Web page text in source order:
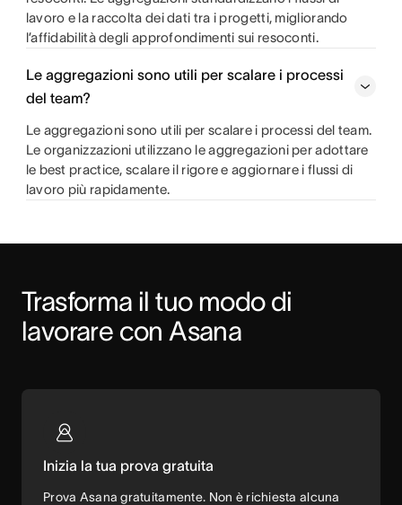
lavoro e la raccolta dei dati tra i progetti, migliorando
l’affidabilità degli approfondimenti sui resoconti.
Le aggregazioni sono utili per scalare i processi
del team?
Le aggregazioni sono utili per scalare i processi del team.
Le organizzazioni utilizzano le aggregazioni per adottare
le best practice, scalare il rigore e aggiornare i flussi di
lavoro più rapidamente.
Trasforma il tuo modo di
lavorare con Asana
Inizia la tua prova gratuita
Prova Asana gratuitamente. Non è richiesta alcuna